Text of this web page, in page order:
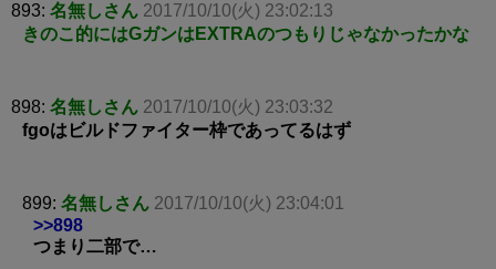
893: 名無しさん 2017/10/10(火) 23:02:13
きのこ的にはGガンはEXTRAのつもりじゃなかったかな
898: 名無しさん 2017/10/10(火) 23:03:32
fgoはビルドファイター枠であってるはず
899: 名無しさん 2017/10/10(火) 23:04:01
>>898
つまり二部で…